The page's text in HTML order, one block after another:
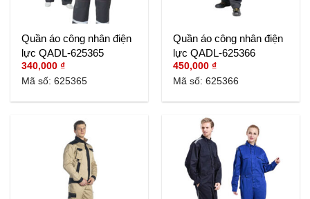
Quần áo công nhân điện
lực QADL-625365
340,000₫
Mã số: 625365
Quần áo công nhân điện
lực QADL-625366
450,000₫
Mã số: 625366